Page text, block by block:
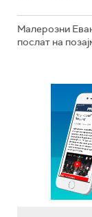
Малерозни
послат на